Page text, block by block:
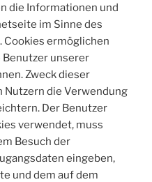
die Informationen und
im Sinne des
ermöglichen
Benutzer unserer
Zweck dieser
Nutzern die Verwendung
Der Benutzer
verwendet, muss
Besuch der
eingeben,
und dem auf dem